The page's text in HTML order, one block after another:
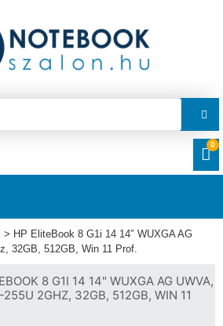
0
> HP EliteBook 8 G1i 14 14″ WUXGA AG
32GB, 512GB, Win 11 Prof.
8 G1I 14 14" WUXGA AG UWVA,
255U 2GHZ, 32GB, 512GB, WIN 11